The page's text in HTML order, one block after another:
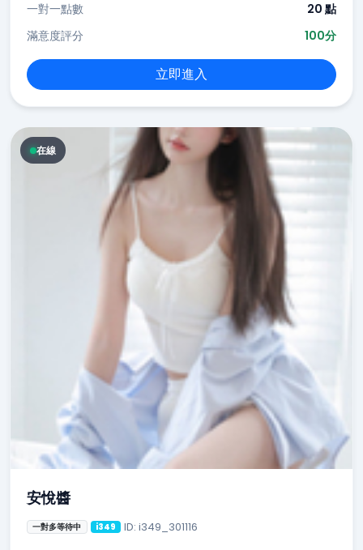
一對一點數
20 點
滿意度評分
100分
立即進入
在線
安悅醬
一對多等待中 i349 ID: i349_301116